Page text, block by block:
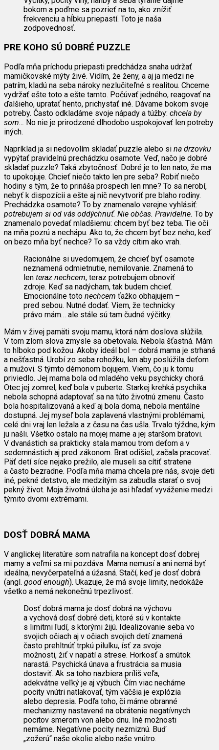
bokom a poďme sa pozrieť na to, ako znížiť
frekvenciu a hĺbku priepastí. Toto je naša
zodpovednosť.
PRE KOHO SÚ DOBRÉ PUZZLE
Podľa mňa príchodu priepasti predchádza snaha udržať
mamičkovské mýty živé. Vidím, že ženy, a aj ja medzi ne
patrím, kladú na seba nároky nezlučiteľné s realitou. Chceme
vydržať ešte toto a ešte tamto. Počúvať jedného, reagovať na
ďalšieho, upratať hento, prichystať iné. Dávame bokom svoje
potreby. Často odkladáme svoje nápady a túžby: chcela by
som… No nie je prirodzené dlhodobo uspokojovať len potreby
iných.
Napríklad ja si nedovolím skladať puzzle alebo si na drzovku
vypýtať pravidelnú prechádzku osamote. Veď, načo je dobré
skladať puzzle? Taká zbytočnosť. Dobré je to len nato, že ma
to upokojuje. Chcieť niečo takto len pre seba? Robiť niečo
hodiny s tým, že to prináša prospech len mne? To sa nerobí,
nebyť k dispozícii a ešte aj nič nevytvoriť pre blaho rodiny.
Prechádzka osamote? To by znamenalo verejne vyhlásiť:
potrebujem si od vás oddýchnuť. Nie občas. Pravidelne. To by
znamenalo povedať mladšiemu: chcem byť bez teba. Tie oči
na mňa pozrú a nechápu. Ako to, že chcem byť bez neho, keď
on bezo mňa byť nechce? To sa vždy cítim ako vrah.
Racionálne si uvedomujem, že chcieť byť osamote
neznamená odmietnutie, nemilovanie. Znamená to
len teraz nechcem, teraz potrebujem obnoviť
zdroje. Keď sa nadýcham, tak budem chcieť.
Emocionálne toto nechcem ťažko obhajujem –
pred sebou. Nutné dodať. Viem, že technicky
právo mám… ale stále sú tam čudné výčitky.
Mám v živej pamäti svoju mamu, ktorá nám doslova slúžila.
V tom zlom slova zmysle sa obetovala. Nebola šťastná. Mám
to hlboko pod kožou. Akoby ideál bol – dobrá mama je strhaná
a nešťastná. Urobí zo seba rohožku, len aby poslúžila deťom
a mužovi. S týmto démonom bojujem. Viem, čo ju k tomu
priviedlo. Jej mama bola od mladého veku psychicky chorá.
Otec jej zomrel, keď bola v puberte. Starkej krehká psychika
nebola schopná adaptovať sa na túto životnú zmenu. Často
bola hospitalizovaná a keď aj bola doma, nebola mentálne
dostupná. Jej myseľ bola zaplavená vlastnými problémami,
celé dni vraj len ležala a z času na čas ušla. Trvalo týždne, kým
ju našli. Všetko ostalo na mojej mame a jej staršom bratovi.
V dvanástich sa prakticky stala mamou trom deťom a v
sedemnástich aj pred zákonom. Brat odišiel, začala pracovať.
Päť detí síce nejako prežilo, ale museli sa cítiť stratene
a často bezradne. Podľa mňa mama chcela pre nás, svoje deti
iné, pekné detstvo, ale medzitým sa zabudla starať o svoj
pekný život. Moja životná úloha je asi hľadať vyváženie medzi
týmito dvomi extrémami.
DOSŤ DOBRÁ MAMA
V anglickej literatúre som natrafila na koncept dosť dobrej
mamy a veľmi sa mi pozdáva. Mama nemusí a ani nemá byť
ideálna, nevyčerpateľná a úžasná. Stačí, keď je dosť dobrá
(angl. good enough). Ukazuje, že má svoje limity, nedokáže
všetko a nemá nekonečnú trpezlivosť.
Dosť dobrá mama je dosť dobrá na výchovu
a vychová dosť dobré deti, ktoré sú v kontakte
s limitmi ľudí, s ktorými žijú. Idealizovanie seba vo
svojich očiach aj v očiach svojich detí znamená
často prehltnúť trpkú pilulku, ísť za svoje
možnosti, žiť v napätí a strese. Horkosť a smútok
narastá. Psychická únava a frustrácia sa musia
dostaviť. Ak sa toho nazbiera príliš veľa,
adekvátne veľký je aj výbuch. Čím viac necháme
pocity vnútri natlakovať, tým väčšia je explózia
alebo depresia. Podľa toho, či máme obranné
mechanizmy nastavené na obrátenie negatívnych
pocitov smerom von alebo dnu. Iné možnosti
nemáme. Negatívne pocity nezmiznú. Buď
„zožerú“ naše okolie alebo naše vnútro.